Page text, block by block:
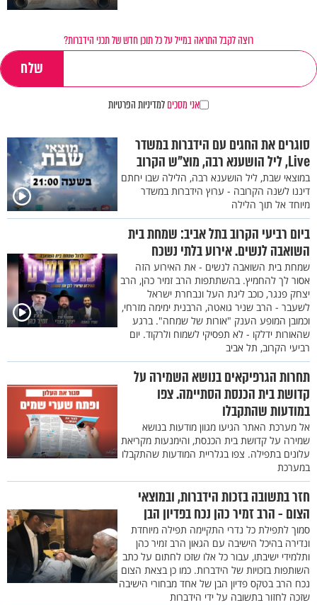
רוצה לקבל התראה במייל על כל תוכן חדש של תכני הידברות?
אני מסכיםלמדיניות הפרטיות
סוגרים את החגים עם הידברות במשדר
Live, ליל הושענא רבה, מוצ"ש הקרוב
במוצאי שבת, ליל הושענא רבה, הלילה שבו יחתם
דיננו לשנה הקרובה - ערוץ הידברות במשדר
מיוחד אל תוך הלילה
ביום רביעי הקרוב בתל אביב: שמחת בית
השואבה לנשים. אירוע בלתי נשכח
שמחת בית השואבה לנשים - את האירוע הזה
אסור לך להחמיץ. בהשתתפות הרב זמיר כהן, הרב
יצחק פנגר, כוכב ליגת העל ונבחרת ישראל
לשעבר - הרב שניר גואטה, הרבנית ימימה מזרחי,
וכמובן המופע הענק "אורות של שמחה". ברגע
שהאורות ידלקו - לא תפסיקי לשמוח ולרקוד. יום
רביעי הקרוב, תל אביב
תחרות הגרפיקאים בנושא השמירה על
קדושת בית הכנסת הסתיימה. צפו
במודעות שהתקבלו
אל מערכת האתר הגיעו מגוון מודעות בנושא
שמירה על קדושת בית הכנסת, והימנעות מקריאת
עלונים בתפילה. צפו בגלריית המודעות שהתקבלו
במערכת
חזר בתשובה בזכות הידברות, ובמוצאי
הצום - הרב זמיר כהן נכח בפדיון הבן
סמוך לתפילת כל נדרי התקיימה תפילה מיוחדת
ונדירה בהיכל הישיבה עם הגאון הרב זמיר כהן
ותלמידי ישיבתו, עבור כל אלו שזכו לחתום על כתב
השותפות בזכויות של הידברות. כמו כן בצאת הצום
נכח הרב בטקס פדיון הבן של אחד מבחורי הישיבה
שזכה לחזור בתשובה על ידי הידברות